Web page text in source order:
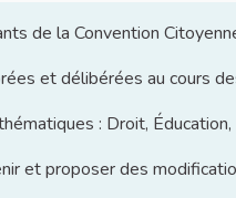
de la Convention
et délibérées au cours
: Droit,
et proposer des